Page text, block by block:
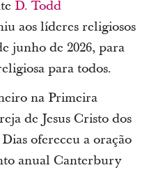
D. Todd
aos líderes religiosos
junho de 2026, para
para todos.
na Primeira
de Jesus Cristo dos
ofereceu a oração
anual Canterbury